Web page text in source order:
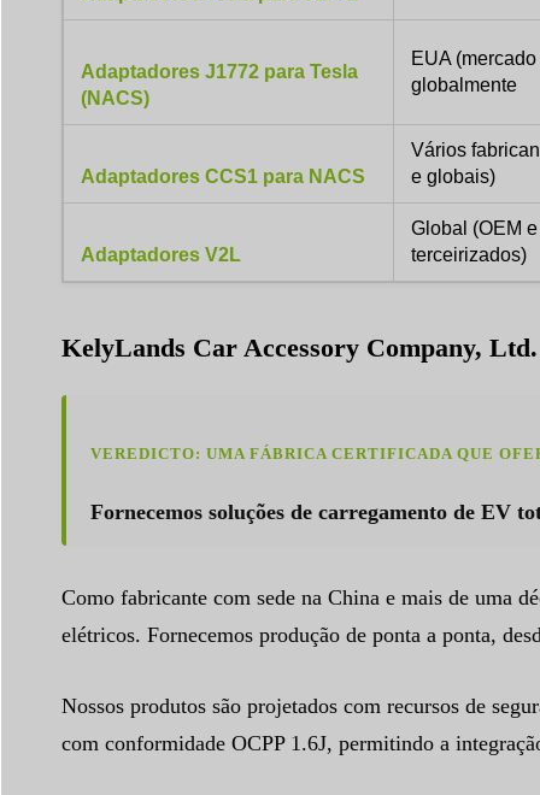
Adaptadores J1772 para Tesla
(NACS)
EUA
globalmente
Adaptadores CCS1 para NACS
Vários
e globais)
Adaptadores V2L
Global (OEM
terceirizados)
KelyLands Car Accessory Company, Ltd.
VEREDICTO: UMA FÁBRICA CERTIFICADA QUE
Fornecemos soluções de carregamento de EV
Como fabricante com sede na China e mais de uma
elétricos. Fornecemos produção de ponta a ponta,
Nossos produtos são projetados com recursos de
com conformidade OCPP 1.6J, permitindo a